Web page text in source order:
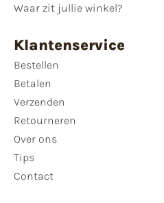
Waar zit jullie winkel?
Klantenservice
Bestellen
Betalen
Verzenden
Retourneren
Over ons
Tips
Contact